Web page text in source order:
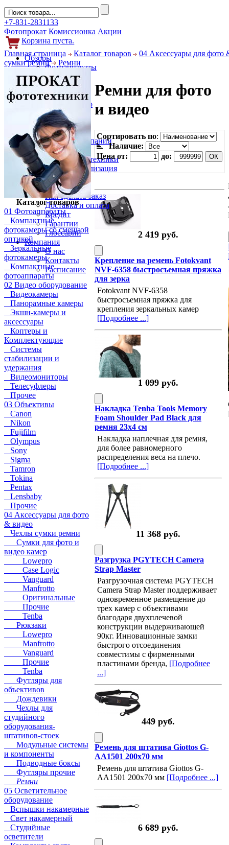
+7-831-2831133
Фотопрокат Комиссионка Акции
Корзина пуста.
Обзоры
Фотоаппараты
Объективы
Фильтры
Новости
Фото и видео
Гаджеты
Аксессуары
Слухи
Новости компании
Услуги
Прокат фототехники
Выкуп и реализация
Покупателям
Акции
Как сделать заказ
Доставка и оплата
Кредит
Гарантии
Глоссарий
Компания
О нас
Контакты
Расписание
Главная страница Каталог товаров
04 Аксессуары для фото
сумки ремни
Ремни
Каталог товаров
01 Фотоаппараты
Компактные
фотокамеры со сменной
оптикой
Зеркальные
фотокамеры
Компактные
фотоаппараты
02 Видео оборудование
Видеокамеры
Панорамные камеры
Экшн-камеры и
аксессуары
Коптеры и
Комплектующие
Системы
стабилизации и
удержания
Видеомониторы
Телесуфлеры
Прочее
03 Объективы
Canon
Nikon
Fujifilm
Olympus
Sony
Sigma
Tamron
Tokina
Pentax
Lensbaby
Прочие
04 Аксессуары для фото
& видео
Чехлы сумки ремни
Сумки для фото и
видео камер
Lowepro
Case Logic
Vanguard
Manfrotto
Оригинальные
Прочие
Tenba
Рюкзаки
Lowepro
Manfrotto
Vanguard
Прочие
Tenba
Футляры для
объективов
Дождевики
Чехлы для
студийного
оборудования-
штативов-стоек
Модульные системы
и компоненты
Подводные боксы
Футляры прочие
Ремни
05 Осветительное
оборудование
Вспышки накамерные
Свет накамерный
Студийные
осветители
Ремни для фото
и видео
Сортировать по:
Наличие:
Цена от:
до:
2 419 руб.
Крепление на ремень Fotokvant
NVF-6358 быстросъемная пряжка
для зерка
Fotokvant NVF-6358
быстросъемная пряжка для
крепления зеркальных камер
[Подробнее ...]
1 099 руб.
Накладка Tenba Tools Memory
Foam Shoulder Pad Black для
ремня 23х4 см
Накладка наплечная для ремня,
для более равномерного
распределения веса на плечо.
[Подробнее ...]
11 368 руб.
Разгрузка PGYTECH Camera
Strap Master
Разгрузочная система PGYTECH
Camera Strap Master поддерживает
одновременное размещение до
трех камер с объективами
благодаря двухплечевой
конструкции выдерживающей
90кг. Инновационные замки
быстрого отсоединения
совместимы с фирменными
пластинами бренда, [Подробнее
...]
449 руб.
Ремень для штатива Giottos G-
AA1501 200х70 мм
Ремень для штатива Giottos G-
AA1501 200х70 мм [Подробнее ...]
6 689 руб.